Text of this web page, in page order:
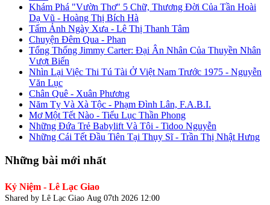
Khám Phá "Vườn Thơ" 5 Chữ, Thương Đời Của Tần Hoài
Dạ Vũ - Hoàng Thị Bích Hà
Tấm Ảnh Ngày Xưa - Lê Thị Thanh Tâm
Chuyện Đêm Qua - Phan
Tổng Thống Jimmy Carter: Đại Ân Nhân Của Thuyền Nhân
Vượt Biển
Nhìn Lại Việc Thi Tú Tài Ở Việt Nam Trước 1975 - Nguyễn
Văn Lục
Chân Quê - Xuân Phương
Năm Tỵ Và Xà Tộc - Phạm Đình Lân, F.A.B.I.
Mơ Một Tết Nào - Tiểu Lục Thần Phong
Những Đứa Trẻ Babylift Và Tôi - Tidoo Nguyễn
Những Cái Tết Đầu Tiên Tại Thụy Sĩ - Trần Thị Nhật Hưng
Những bài mới nhất
Kỷ Niệm - Lê Lạc Giao
Shared by Lê Lạc Giao Aug 07th 2026 12:00